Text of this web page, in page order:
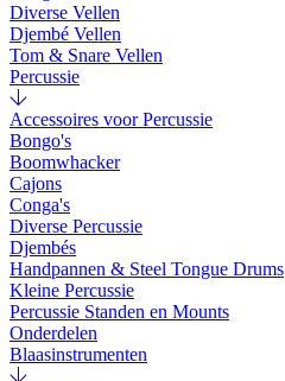
Diverse Vellen
Djembé Vellen
Tom & Snare Vellen
Percussie
Accessoires voor Percussie
Bongo's
Boomwhacker
Cajons
Conga's
Diverse Percussie
Djembés
Handpannen & Steel Tongue Drums
Kleine Percussie
Percussie Standen en Mounts
Onderdelen
Blaasinstrumenten